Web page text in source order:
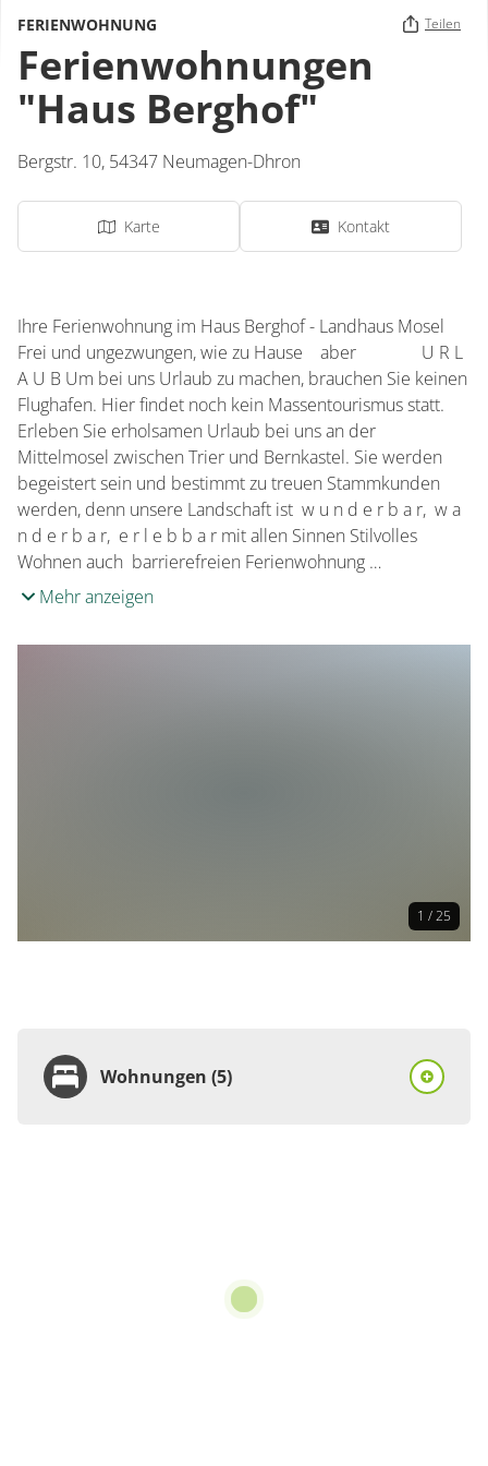
FERIENWOHNUNG Teilen
Ferienwohnungen
"Haus Berghof"
Bergstr. 10, 54347 Neumagen-Dhron
Karte Kontakt
Ihre Ferienwohnung im Haus Berghof - Landhaus Mosel
Frei und ungezwungen, wie zu Hause aber U R L
A U B Um bei uns Urlaub zu machen, brauchen Sie keinen
Flughafen. Hier findet noch kein Massentourismus statt.
Erleben Sie erholsamen Urlaub bei uns an der
Mittelmosel zwischen Trier und Bernkastel. Sie werden
begeistert sein und bestimmt zu treuen Stammkunden
werden, denn unsere Landschaft ist w u n d e r b a r, w a
n d e r b a r, e r l e b b a r mit allen Sinnen Stilvolles
Wohnen auch barrierefreien Ferienwohnung …
Mehr anzeigen
1 / 25
Wohnungen (5)